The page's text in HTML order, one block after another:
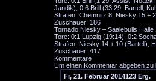
Jandik), 0:6 Brill (33:29, Bartell,
Strafen: Chemnitz 8, Niesky 15 +
Zuschauer: 186
Tornado Niesky – Saalebulls Halle
Tore: 0:1 Lupzig (19:14), 0:2
Strafen: Niesky 14 + 10 (Bartell),
Zuschauer: 417
Kommentare
Um einen Kommentar abgeben
Fr, 21. Februar 2014123 Erg.